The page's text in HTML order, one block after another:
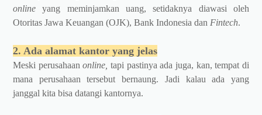
online yang meminjamkan uang, setidaknya diawasi oleh
Otoritas Jawa Keuangan (OJK), Bank Indonesia dan Fintech.
2. Ada alamat kantor yang jelas
Meski perusahaanonline, tapi pastinya ada juga, kan, tempat di
mana perusahaan tersebut bernaung. Jadi kalau ada yang
janggal kita bisa datangi kantornya.